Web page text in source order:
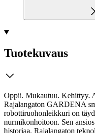
Tuotekuvaus
Oppii. Mukautuu. Kehittyy.
Rajalangaton GARDENA
robottiruohonleikkuri on
nurmikonhoitoon. Sen
historiaa. Rajalangaton